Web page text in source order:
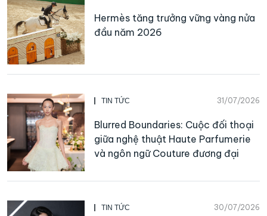
Hermès tăng trưởng vững vàng nửa
đầu năm 2026
TIN TỨC 31/07/2026
Blurred Boundaries: Cuộc đối thoại
giữa nghệ thuật Haute Parfumerie
và ngôn ngữ Couture đương đại
TIN TỨC 30/07/2026